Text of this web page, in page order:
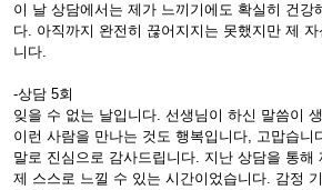
이 날 상담에서는 제가 느끼기에도 확실히 건강
다. 아직까지 완전히 끊어지지는 못했지만 제
니다.
-상담 5회
잊을 수 없는 날입니다. 선생님이 하신 말씀이
이런 사람을 만나는 것도 행복입니다, 고맙습니
말로 진심으로 감사드립니다. 지난 상담을 통해
제 스스로 느낄 수 있는 시간이었습니다. 감정